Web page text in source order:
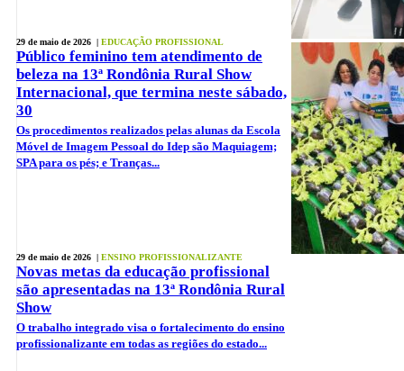
29 de maio de 2026 | EDUCAÇÃO PROFISSIONAL
Público feminino tem atendimento de
beleza na 13ª Rondônia Rural Show
Internacional, que termina neste sábado,
30
Os procedimentos realizados pelas alunas da Escola
Móvel de Imagem Pessoal do Idep são Maquiagem;
SPA para os pés; e Tranças...
29 de maio de 2026 | ENSINO PROFISSIONALIZANTE
Novas metas da educação profissional
são apresentadas na 13ª Rondônia Rural
Show
O trabalho integrado visa o fortalecimento do ensino
profissionalizante em todas as regiões do estado...